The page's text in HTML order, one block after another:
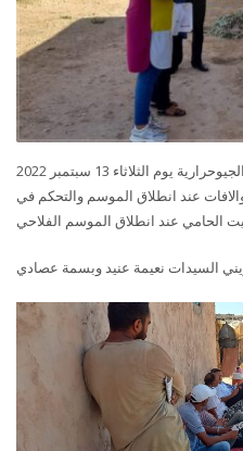
نظم المركز الفني للزراعات المحمية والجيوحرارية يوم الثلاثاء 13 سبتمبر 2022
عند انطلاق الموسم والتحكم في
الحامي عند انطلاق الموسم الفلاحي
السيدات نعيمة عنيد وبسمة عصادي